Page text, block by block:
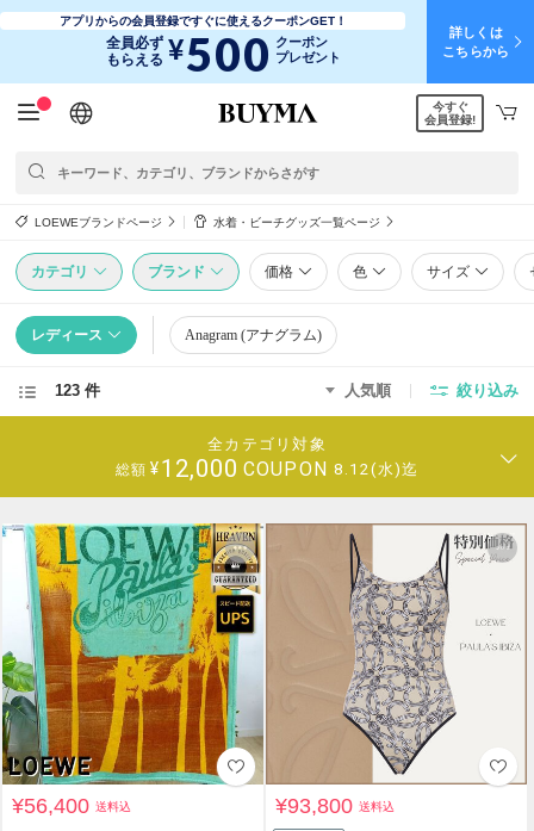
アプリからの会員登録ですぐに使えるクーポンGET！
全員必ず
もらえる ¥500 クーポン
プレゼント
詳しくは
こちらから
日本語
English
简体中文
繁體中文
今すぐ
会員登録!
LOEWEブランドページ 水着・ビーチグッズ一覧ページ
カテゴリ ブランド 価格 色 サイズ
レディース Anagram (アナグラム)
123 件 人気順 絞り込み
全カテゴリ対象
総額 ¥12,000 COUPON 8.12(水)迄
¥56,400送料込 ¥93,800送料込